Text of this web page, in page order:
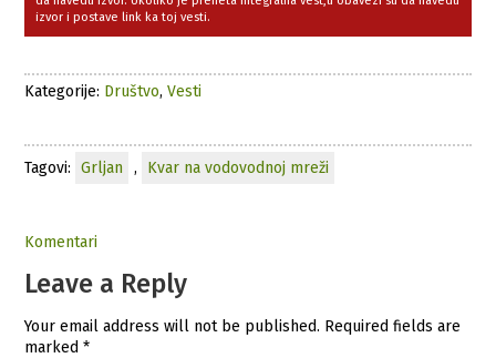
izvor i postave link ka toj vesti.
Kategorije: Društvo,Vesti
Tagovi: Grljan , Kvar na vodovodnoj mreži
Komentari
Leave a Reply
Your email address will not be published. Required fields are
marked*